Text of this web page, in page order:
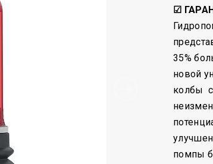
☑
35%
новой
колбы
помпы